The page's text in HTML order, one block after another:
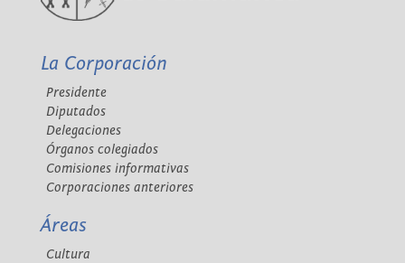
La Corporación
Presidente
Diputados
Delegaciones
Órganos colegiados
Comisiones informativas
Corporaciones anteriores
Áreas
Cultura